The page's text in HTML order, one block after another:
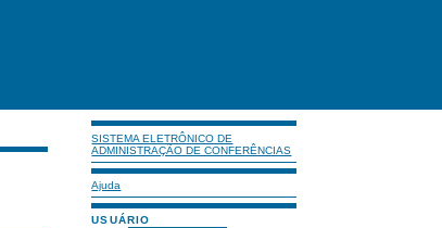
SISTEMA ELETRÔNICO DE
ADMINISTRAÇÃO DE CONFERÊNCIAS
Ajuda
USUÁRIO